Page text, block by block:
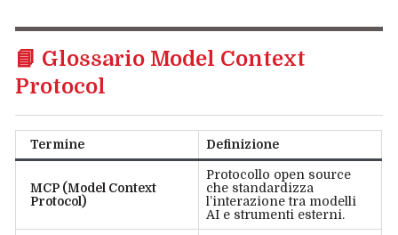
📘 Glossario Model Context
Protocol
Termine Definizione
MCP (Model Context
Protocol)
Protocollo open source
che standardizza
l’interazione tra modelli
AI e strumenti esterni.